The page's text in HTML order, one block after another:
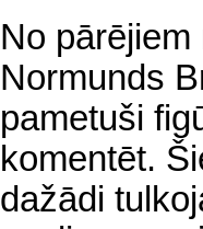
No
Normunds
pametuši
komentēt.
dažādi